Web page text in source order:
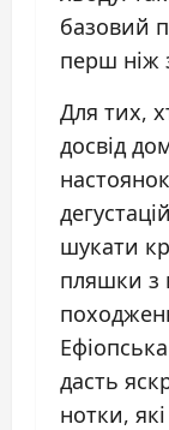
базовий
перш ніж
Для тих,
досвід
шукати
пляшки з
дасть
нотки,